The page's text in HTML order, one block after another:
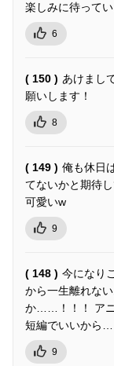
楽しみに待ってい
6
( 150 ) あけまし
願いします！
8
( 149 ) 俺も休日
てないかと期待
可愛いw
9
( 148 ) 今になり
から一生離れな
か……！！！ アニ
短編でいいから…
9